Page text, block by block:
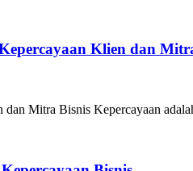
Klien dan
Mitra Bisnis Kepercayaan